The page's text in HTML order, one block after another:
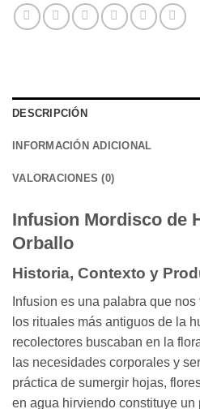
DESCRIPCIÓN
INFORMACIÓN ADICIONAL
VALORACIONES (0)
Infusion Mordisco de
Orballo
Historia, Contexto y
Infusion es una palabra que
los rituales más antiguos de la
recolectores buscaban en la
las necesidades corporales y
práctica de sumergir hojas,
en agua hirviendo constituye un